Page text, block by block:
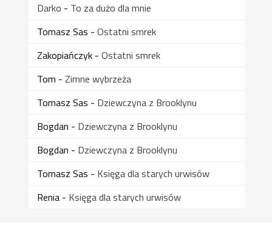
Darko - To za dużo dla mnie
Tomasz Sas - Ostatni smrek
Zakopiańczyk- Ostatni smrek
Tom - Zimne wybrzeża
Tomasz Sas - Dziewczyna z Brooklynu
Bogdan - Dziewczyna z Brooklynu
Bogdan - Dziewczyna z Brooklynu
Tomasz Sas - Księga dla starych urwisów
Renia- Księga dla starych urwisów